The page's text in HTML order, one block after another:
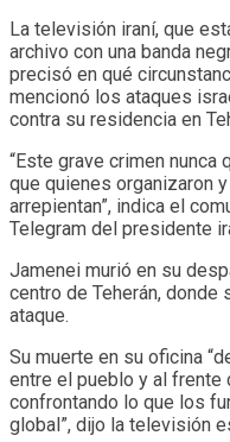
La televisión iraní, que
archivo con una banda
precisó en qué
mencionó los ataques
contra su residencia en
“Este grave crimen
que quienes organizaron
arrepientan”, indica el
Telegram del presidente
Jamenei murió en su
centro de Teherán, donde
ataque.
Su muerte en su oficina
entre el pueblo y al
confrontando lo que los
global”, dijo la televisión